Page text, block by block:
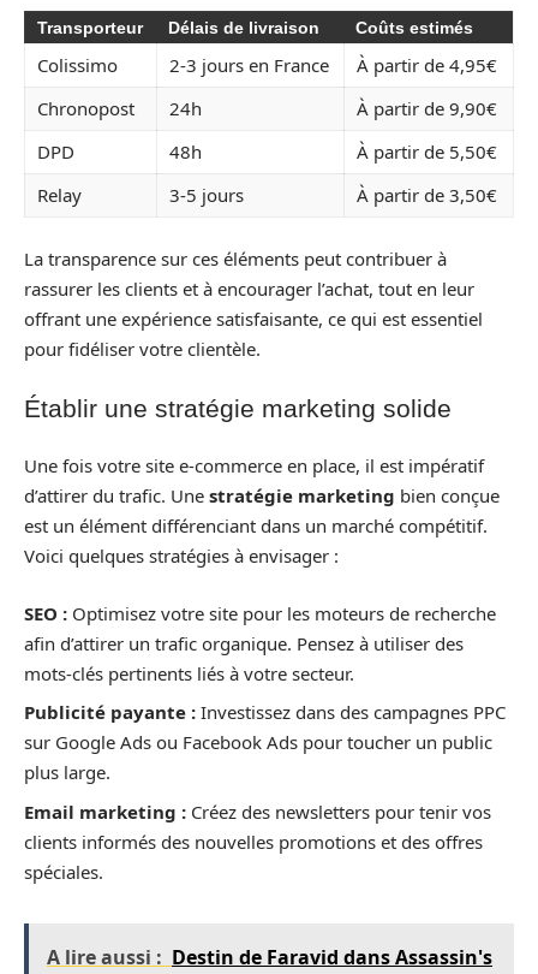
Transporteur Délais de livraison Coûts estimés
Colissimo 2-3 jours en France
À partir de 4,95€
Chronopost
24h
À partir de 9,90€
DPD
48h
À partir de 5,50€
Relay
3-5 jours À partir de 3,50€
La transparence sur ces éléments peut contribuer à
rassurer les clients et à encourager l’achat, tout en leur
offrant une expérience satisfaisante, ce qui est essentiel
pour fidéliser votre clientèle.
Établir une stratégie marketing solide
Une fois votre site e-commerce en place, il est impératif
d’attirer du trafic. Une stratégie marketing bien conçue
est un élément différenciant dans un marché compétitif.
Voici quelques stratégies à envisager :
SEO : Optimisez votre site pour les moteurs de recherche
afin d’attirer un trafic organique. Pensez à utiliser des
mots-clés pertinents liés à votre secteur.
Publicité payante : Investissez dans des campagnes PPC
sur Google Ads ou Facebook Ads pour toucher un public
plus large.
Email marketing : Créez des newsletters pour tenir vos
clients informés des nouvelles promotions et des offres
spéciales.
A lire aussi : Destin de Faravid dans Assassin's